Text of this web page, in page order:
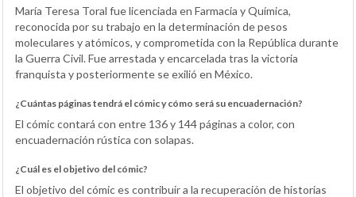
María Teresa Toral fue licenciada en Farmacia y Química,
reconocida por su trabajo en la determinación de pesos
moleculares y atómicos, y comprometida con la República durante
la Guerra Civil. Fue arrestada y encarcelada tras la victoria
franquista y posteriormente se exilió en México.
¿Cuántas páginas tendrá el cómic y cómo será su encuadernación?
El cómic contará con entre 136 y 144 páginas a color, con
encuadernación rústica con solapas.
¿Cuál es el objetivo del cómic?
El objetivo del cómic es contribuir a la recuperación de historias